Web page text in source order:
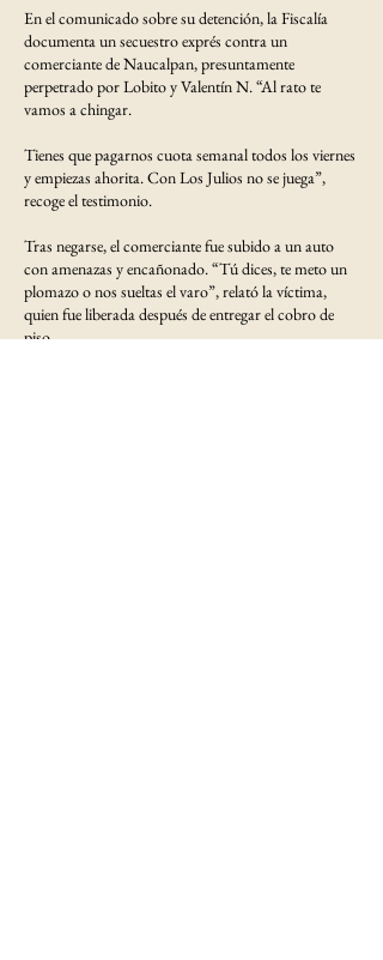
En el comunicado sobre su detención, la Fiscalía
documenta un secuestro exprés contra un
comerciante de Naucalpan, presuntamente
perpetrado por Lobito y Valentín N. “Al rato te
vamos a chingar.
Tienes que pagarnos cuota semanal todos los viernes
y empiezas ahorita. Con Los Julios no se juega”,
recoge el testimonio.
Tras negarse, el comerciante fue subido a un auto
con amenazas y encañonado. “Tú dices, te meto un
plomazo o nos sueltas el varo”, relató la víctima,
quien fue liberada después de entregar el cobro de
piso.